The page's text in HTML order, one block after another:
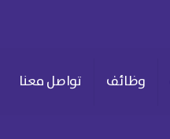
وظائف تواصل معنا